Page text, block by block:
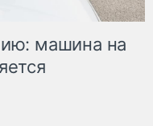
машина на